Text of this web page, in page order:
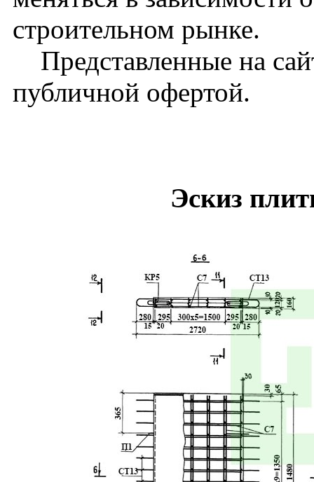
строительном рынке.
Представленные на
публичной офертой.
Эскиз